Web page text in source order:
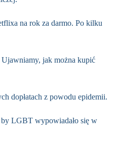
na rok za darmo. Po kilku
jak można kupić
dopłatach z powodu epidemii.
LGBT wypowiadało się w